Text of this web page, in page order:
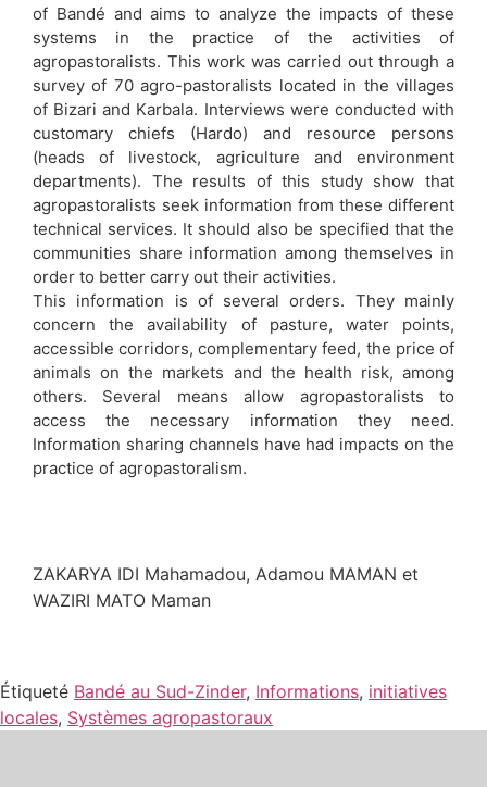
of Bandé and aims to analyze the impacts of these
systems in the practice of the activities of
agropastoralists. This work was carried out through a
survey of 70 agro-pastoralists located in the villages
of Bizari and Karbala. Interviews were conducted with
customary chiefs (Hardo) and resource persons
(heads of livestock, agriculture and environment
departments). The results of this study show that
agropastoralists seek information from these different
technical services. It should also be specified that the
communities share information among themselves in
order to better carry out their activities.
This information is of several orders. They mainly
concern the availability of pasture, water points,
accessible corridors, complementary feed, the price of
animals on the markets and the health risk, among
others. Several means allow agropastoralists to
access the necessary information they need.
Information sharing channels have had impacts on the
practice of agropastoralism.
ZAKARYA IDI Mahamadou, Adamou MAMAN et
WAZIRI MATO Maman
Étiqueté Bandé au Sud-Zinder, Informations, initiatives
locales, Systèmes agropastoraux